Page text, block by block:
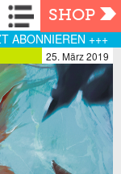
Navigation
SHOP
ABONNIEREN +++
25. März 2019